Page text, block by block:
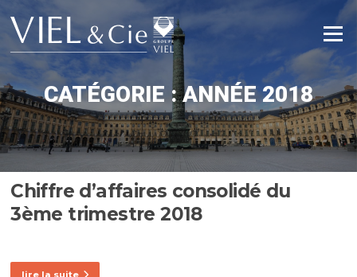
contenu
Menu
CATÉGORIE :ANNÉE 2018
Chiffre d’affaires consolidé du
3ème trimestre 2018
lire la suite